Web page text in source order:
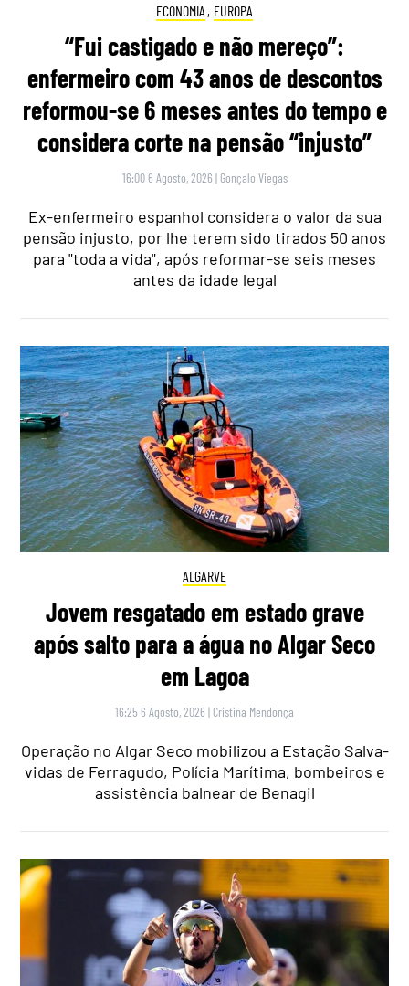
ECONOMIA , EUROPA
“Fui castigado e não mereço”:
enfermeiro com 43 anos de descontos
reformou-se 6 meses antes do tempo e
considera corte na pensão “injusto”
16:00 6 Agosto, 2026 | Gonçalo Viegas
Ex-enfermeiro espanhol considera o valor da sua
pensão injusto, por lhe terem sido tirados 50 anos
para "toda a vida", após reformar-se seis meses
antes da idade legal
ALGARVE
Jovem resgatado em estado grave
após salto para a água no Algar Seco
em Lagoa
16:25 6 Agosto, 2026 | Cristina Mendonça
Operação no Algar Seco mobilizou a Estação Salva-
vidas de Ferragudo, Polícia Marítima, bombeiros e
assistência balnear de Benagil